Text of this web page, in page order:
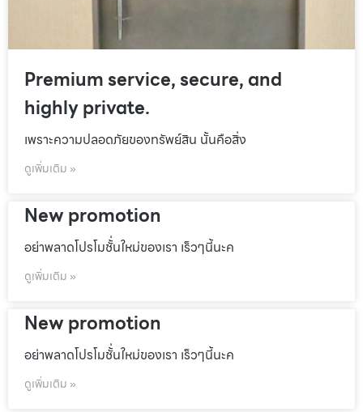
Premium service, secure, and
highly private.
เพราะความปลอดภัยของทรัพย์สิน นั้นคือสิ่ง
ดูเพิ่มเติม »
New promotion
อย่าพลาดโปรโมชั้่นใหม่ของเรา เร็วๆนี้นะค
ดูเพิ่มเติม »
New promotion
อย่าพลาดโปรโมชั้่นใหม่ของเรา เร็วๆนี้นะค
ดูเพิ่มเติม »